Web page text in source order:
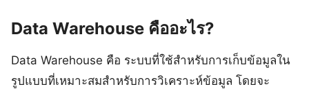
Data Warehouse คืออะไร?
Data Warehouse คือ ระบบที่ใช้สำหรับการเก็บข้อมูลใน
รูปแบบที่เหมาะสมสำหรับการวิเคราะห์ข้อมูล โดยจะ